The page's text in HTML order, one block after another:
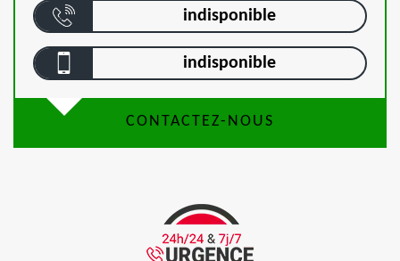
indisponible
indisponible
CONTACTEZ-NOUS